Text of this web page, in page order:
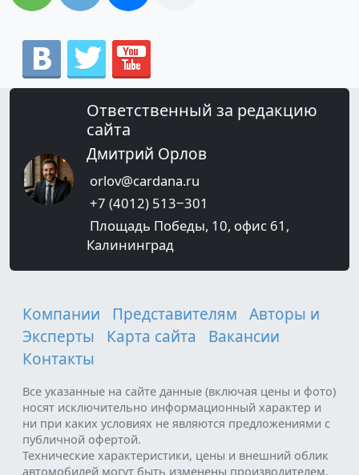
Ответственный за редакцию
сайта
Дмитрий Орлов
orlov@cardana.ru
+7 (4012) 513‒301
Площадь Победы, 10, офис 61,
Калининград
Компании Представителям
Авторы и
Эксперты
Карта сайта
Вакансии
Контакты
Все указанные на сайте данные (включая цены и фото)
носят исключительно информационный характер и
ни при каких условиях не являются предложениями с
публичной офертой.
Технические характеристики, цены и внешний облик
автомобилей могут быть изменены производителем.